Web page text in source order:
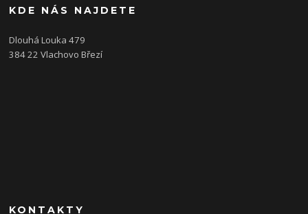
KDE NÁS NAJDETE
Dlouhá Louka 479
384 22 Vlachovo Březí
KONTAKTY